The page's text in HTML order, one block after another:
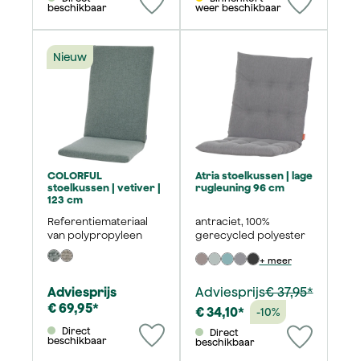
beschikbaar
weer beschikbaar
Nieuw
COLORFUL
stoelkussen | vetiver |
123 cm
Referentiemateriaal
van polypropyleen
Adviesprijs
€ 69,95*
beschikbaar
Atria stoelkussen | lage
rugleuning 96 cm
antraciet, 100%
gerecycled polyester
+ meer
Adviesprijs€ 37,95*
€ 34,10*
-10%
beschikbaar